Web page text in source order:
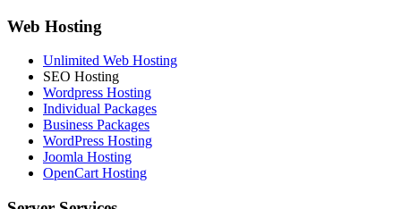
Web Hosting
Unlimited Web Hosting
SEO Hosting
Wordpress Hosting
Individual Packages
Business Packages
WordPress Hosting
Joomla Hosting
OpenCart Hosting